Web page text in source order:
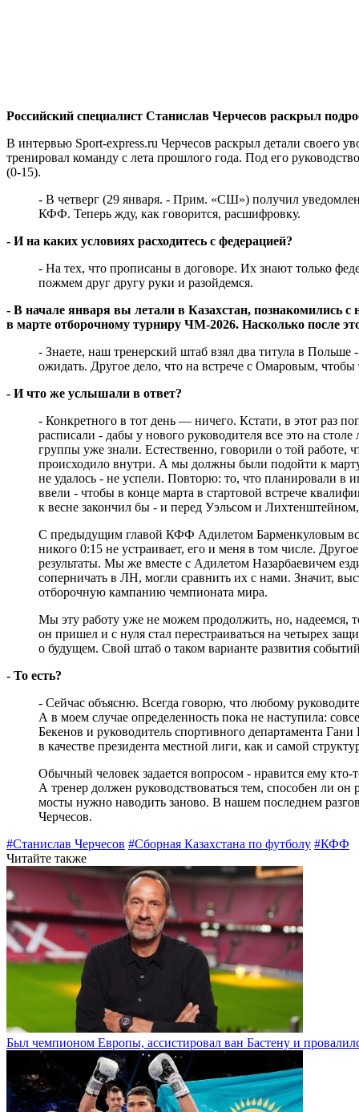
Российский специалист Станислав Черчесов раскрыл
В интервью Sport-express.ru Черчесов раскрыл детали своего
тренировал команду с лета прошлого года. Под его
(0-15).
- В четверг (29 января. - Прим. «СШ») получил
КФФ. Теперь жду, как говорится, расшифровку.
- И на каких условиях расходитесь с федерацией?
- На тех, что прописаны в договоре. Их знают только
пожмем друг другу руки и разойдемся.
- В начале января вы летали в Казахстан,
в марте отборочному турниру ЧМ-2026. Насколько после
- Знаете, наш тренерский штаб взял два титула в
ожидать. Другое дело, что на встрече с Омаровым,
- И что же услышали в ответ?
- Конкретного в тот день — ничего. Кстати, в этот раз
расписали - дабы у нового руководителя все это на
группы уже знали. Естественно, говорили о той
происходило внутри. А мы должны были подойти к
не удалось - не успели. Повторю: то, что планировали
ввели - чтобы в конце марта в стартовой встрече
к весне закончил бы - и перед Уэльсом и
С предыдущим главой КФФ Адилетом Барменкуловым
никого 0:15 не устраивает, его и меня в том числе.
результаты. Мы же вместе с Адилетом Назарбаевичем
соперничать в ЛН, могли сравнить их с нами. Значит,
отборочную кампанию чемпионата мира.
Мы эту работу уже не можем продолжить, но, надеемся,
он пришел и с нуля стал перестраиваться на четырех
о будущем. Свой штаб о таком варианте развития
- То есть?
- Сейчас объясню. Всегда говорю, что любому
А в моем случае определенность пока не наступила:
Бекенов и руководитель спортивного департамента
в качестве президента местной лиги, как и самой
Обычный человек задается вопросом - нравится ему кто-
А тренер должен руководствоваться тем, способен ли
мосты нужно наводить заново. В нашем последнем
Черчесов.
#Станислав Черчесов #Сборная Казахстана по футболу #КФФ
Читайте также
Был чемпионом Европы, ассистировал ван Бастену и